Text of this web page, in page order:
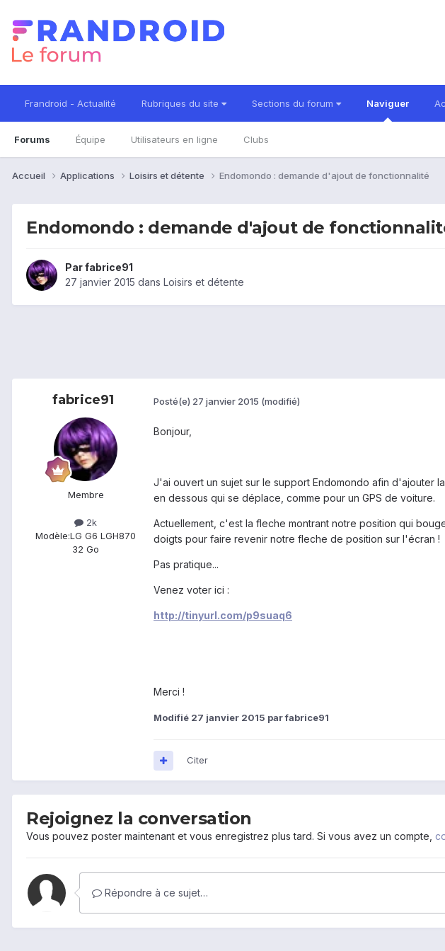
Frandroid - Actualité Rubriques du site Sections du forum Naviguer
Forums Équipe Utilisateurs en ligne Clubs
Accueil Applications Loisirs et détente Endomondo : demande d'ajout de fonctionnalité
Endomondo : demande d'ajout de
Parfabrice91
27 janvier 2015 dans Loisirs et détente
fabrice91
Membre
2k
Modèle:LG G6 LGH870
32 Go
Posté(e) 27 janvier 2015 (modifié)
Bonjour,
J'ai ouvert un sujet sur le support Endomondo afin d'ajouter
en dessous qui se déplace, comme pour un GPS de voiture.
Actuellement, c'est la fleche montrant notre position qui
doigts pour faire revenir notre fleche de position sur l'écran !
Pas pratique...
Venez voter ici :
http://tinyurl.com/p9suaq6
Merci !
Modifié 27 janvier 2015 par fabrice91
Citer
Rejoignez la conversation
Vous pouvez poster maintenant et vous enregistrez plus tard. Si vous avez un compte,
Répondre à ce sujet…